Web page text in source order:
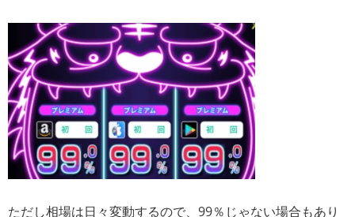
ただし相場は日々変動するので、99％じゃない場合もあり